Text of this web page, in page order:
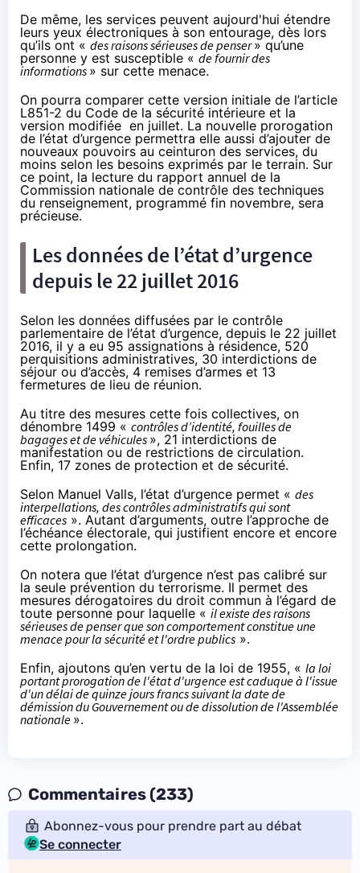
De même, les services peuvent aujourd'hui étendre
leurs yeux électroniques à son entourage, dès lors
qu’ils ont « des raisons sérieuses de penser» qu’une
personne y est susceptible « de fournir des
informations » sur cette menace.
On pourra comparer cette version initiale de l’article
L851-2 du Code de la sécurité intérieure et la
version modifiée en juillet. La nouvelle prorogation
de l’état d’urgence permettra elle aussi d’ajouter de
nouveaux pouvoirs au ceinturon des services, du
moins selon les besoins exprimés par le terrain. Sur
ce point, la lecture du rapport annuel de la
Commission nationale de contrôle des techniques
du renseignement, programmé fin novembre, sera
précieuse.
Les données de l’état d’urgence
depuis le 22 juillet 2016
Selon les données diffusées par le contrôle
parlementaire de l’état d’urgence, depuis le 22 juillet
2016, il y a eu 95 assignations à résidence, 520
perquisitions administratives, 30 interdictions de
séjour ou d’accès, 4 remises d’armes et 13
fermetures de lieu de réunion.
Au titre des mesures cette fois collectives, on
dénombre 1499 « contrôles d’identité, fouilles de
bagages et de véhicules », 21 interdictions de
manifestation ou de restrictions de circulation.
Enfin, 17 zones de protection et de sécurité.
Selon Manuel Valls, l’état d’urgence permet « des
interpellations, des contrôles administratifs qui sont
efficaces ». Autant d’arguments, outre l’approche de
l’échéance électorale, qui justifient encore et encore
cette prolongation.
On notera que l’état d’urgence n’est pas calibré sur
la seule prévention du terrorisme. Il permet des
mesures dérogatoires du droit commun à l’égard de
toute personne pour laquelle « il existe des raisons
sérieuses de penser que son comportement constitue une
menace pour la sécurité et l'ordre publics ».
Enfin, ajoutons qu’en vertu de la loi de 1955, « la loi
portant prorogation de l'état d'urgence est caduque à l'issue
d'un délai de quinze jours francs suivant la date de
démission du Gouvernement ou de dissolution de l'Assemblée
nationale ».
Commentaires (233)
Abonnez-vous pour prendre part au débat
Se connecter